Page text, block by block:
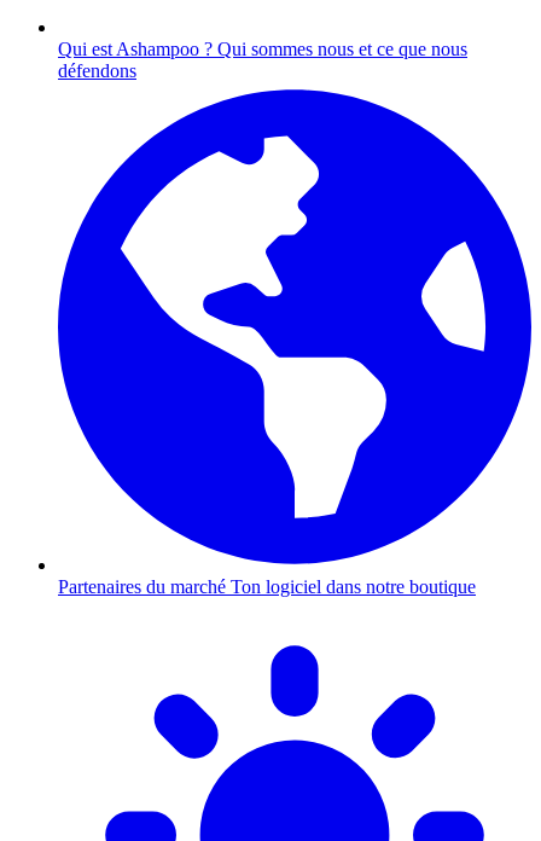
Qui est Ashampoo ? Qui sommes nous et ce que nous
défendons
Partenaires du marché Ton logiciel dans notre boutique